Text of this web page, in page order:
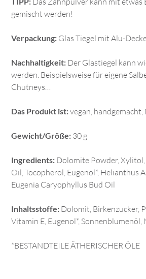
gemischt werden!
Verpackung: Glas Tiegel mit Alu-
Nachhaltigkeit: Der Glastiegel kann
werden. Beispielsweise für eigene
Chutneys…
Das Produkt ist:vegan,
Gewicht/Größe: 30 g
Ingredients: Dolomite Powder,
Oil, Tocopherol, Eugenol*, Helianthus
Eugenia Caryophyllus Bud Oil
Inhaltsstoffe: Dolomit, Birkenzucker,
Vitamin E, Eugenol*, Sonnenblumenöl,
*BESTANDTEILE ÄTHERISCHER ÖLE